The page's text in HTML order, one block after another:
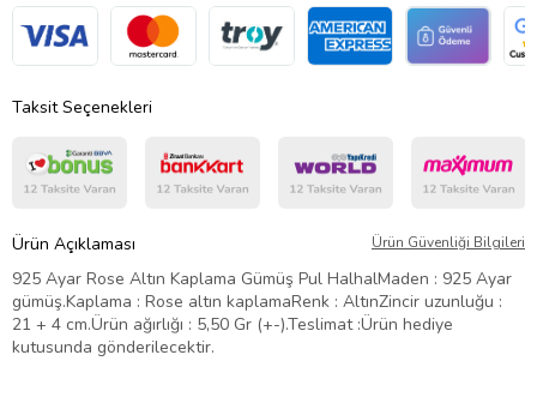
Taksit Seçenekleri
Ürün Açıklaması Ürün Güvenliği Bilgileri
925 Ayar Rose Altın Kaplama Gümüş Pul HalhalMaden : 925 Ayar
gümüş.Kaplama : Rose altın kaplamaRenk : AltınZincir uzunluğu :
21 + 4 cm.Ürün ağırlığı : 5,50 Gr (+-).Teslimat :Ürün hediye
kutusunda gönderilecektir.